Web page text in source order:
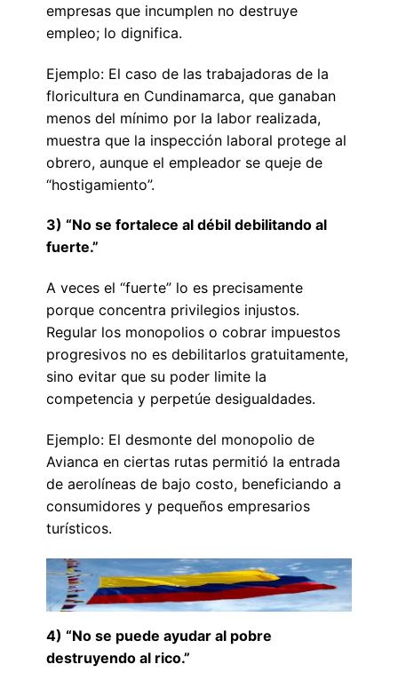
empresas que incumplen no destruye
empleo; lo dignifica.
Ejemplo: El caso de las trabajadoras de la
floricultura en Cundinamarca, que ganaban
menos del mínimo por la labor realizada,
muestra que la inspección laboral protege al
obrero, aunque el empleador se queje de
“hostigamiento”.
3) “No se fortalece al débil debilitando al
fuerte.”
A veces el “fuerte” lo es precisamente
porque concentra privilegios injustos.
Regular los monopolios o cobrar impuestos
progresivos no es debilitarlos gratuitamente,
sino evitar que su poder limite la
competencia y perpetúe desigualdades.
Ejemplo: El desmonte del monopolio de
Avianca en ciertas rutas permitió la entrada
de aerolíneas de bajo costo, beneficiando a
consumidores y pequeños empresarios
turísticos.
4) “No se puede ayudar al pobre
destruyendo al rico.”